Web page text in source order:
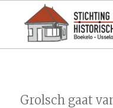
Grolsch gaat